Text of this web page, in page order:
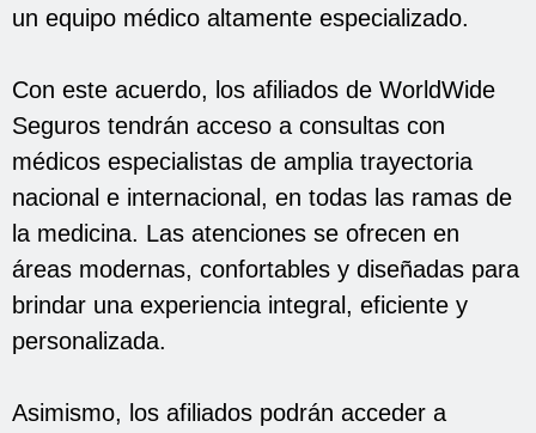
un equipo médico altamente especializado.
Con este acuerdo, los afiliados de WorldWide
Seguros tendrán acceso a consultas con
médicos especialistas de amplia trayectoria
nacional e internacional, en todas las ramas de
la medicina. Las atenciones se ofrecen en
áreas modernas, confortables y diseñadas para
brindar una experiencia integral, eficiente y
personalizada.
Asimismo, los afiliados podrán acceder a